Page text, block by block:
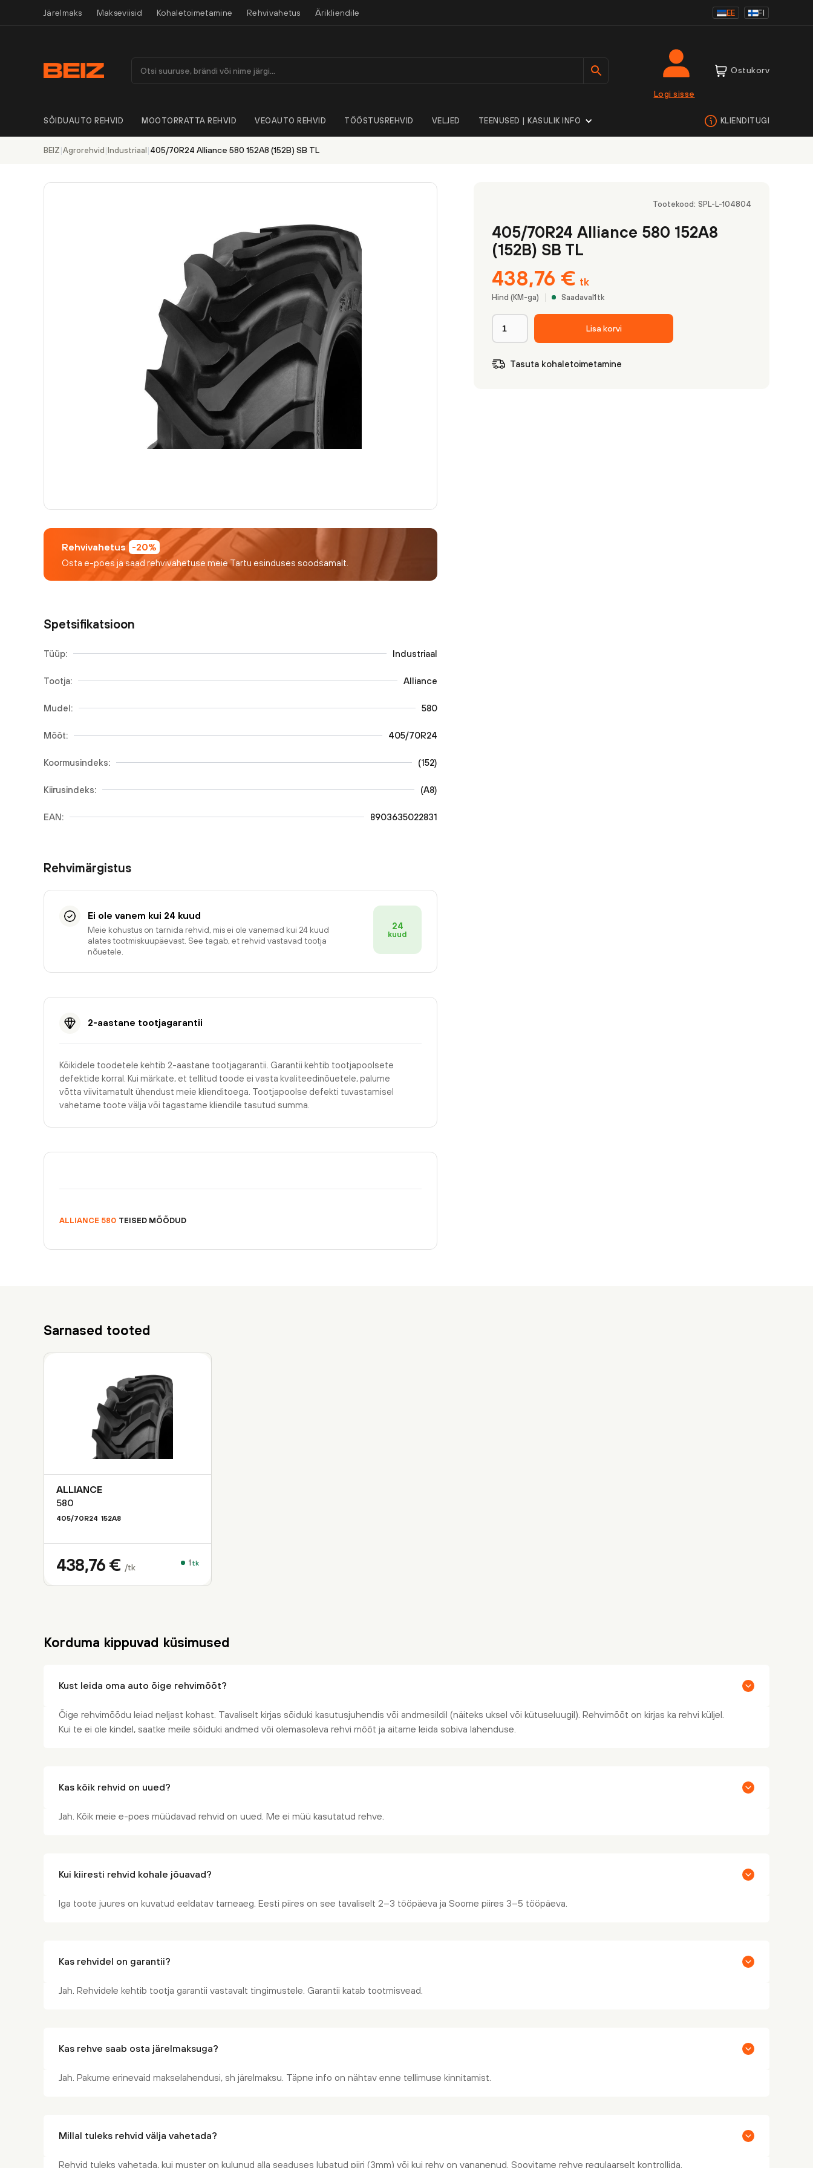
Järelmaks Makseviisid Kohaletoimetamine Rehvivahetus Ärikliendile EE FI
Logi sisse
Ostukorv
SÕIDUAUTO REHVID MOOTORRATTA REHVID VEOAUTO REHVID TÖÖSTUSREHVID VELJED TEENUSED | KASULIK INFO KLIENDITUGI
BEIZ |Agrorehvid | Industriaal |405/70R24 Alliance 580 152A8 (152B) SB TL
Rehvivahetus -20%
Osta e-poes ja saad rehvivahetuse meie Tartu esinduses soodsamalt.
Spetsifikatsioon
Tüüp: Industriaal
Tootja: Alliance
Mudel: 580
Mõõt: 405/70R24
Koormusindeks: (152)
Kiirusindeks: (A8)
EAN: 8903635022831
Rehvimärgistus
Ei ole vanem kui 24 kuud
Meie kohustus on tarnida rehvid, mis ei ole vanemad kui 24 kuud
alates tootmiskuupäevast. See tagab, et rehvid vastavad tootja
nõuetele.
24
kuud
2-aastane tootjagarantii
Kõikidele toodetele kehtib 2-aastane tootjagarantii. Garantii kehtib tootjapoolsete
defektide korral. Kui märkate, et tellitud toode ei vasta kvaliteedinõuetele, palume
võtta viivitamatult ühendust meie klienditoega. Tootjapoolse defekti tuvastamisel
vahetame toote välja või tagastame kliendile tasutud summa.
ALLIANCE 580 TEISED MÕÕDUD
Tootekood: SPL-L-104804
405/70R24 Alliance 580 152A8
(152B) SB TL
438,76 € tk
Hind (KM-ga) Saadaval1 tk
Lisa korvi
Tasuta kohaletoimetamine
Sarnased tooted
ALLIANCE
580
405/70R24 152A8
438,76 € /tk 1 tk
Korduma kippuvad küsimused
Kust leida oma auto õige rehvimõõt?
Õige rehvimõõdu leiad neljast kohast. Tavaliselt kirjas sõiduki kasutusjuhendis või andmesildil (näiteks uksel või kütuseluugil). Rehvimõõt on kirjas ka rehvi küljel.
Kui te ei ole kindel, saatke meile sõiduki andmed või olemasoleva rehvi mõõt ja aitame leida sobiva lahenduse.
Kas kõik rehvid on uued?
Jah. Kõik meie e-poes müüdavad rehvid on uued. Me ei müü kasutatud rehve.
Kui kiiresti rehvid kohale jõuavad?
Iga toote juures on kuvatud eeldatav tarneaeg. Eesti piires on see tavaliselt 2–3 tööpäeva ja Soome piires 3–5 tööpäeva.
Kas rehvidel on garantii?
Jah. Rehvidele kehtib tootja garantii vastavalt tingimustele. Garantii katab tootmisvead.
Kas rehve saab osta järelmaksuga?
Jah. Pakume erinevaid makselahendusi, sh järelmaksu. Täpne info on nähtav enne tellimuse kinnitamist.
Millal tuleks rehvid välja vahetada?
Rehvid tuleks vahetada, kui muster on kulunud alla seaduses lubatud piiri (3mm) või kui rehv on vananenud. Soovitame rehve regulaarselt kontrollida.